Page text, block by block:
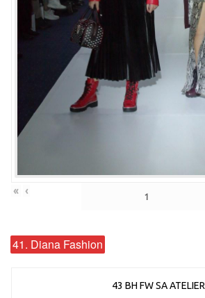
« ‹
41. Diana Fashion
43 BH FW SA ATELIER